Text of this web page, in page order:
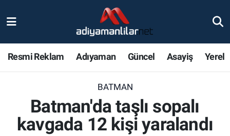
Resmi Reklam Adıyaman Güncel Asayiş Yerel
BATMAN
Batman'da taşlı sopalı
kavgada 12 kişi yaralandı
Nöbetçi Eczaneler
Adiyaman Namaz Vakitleri
Trafik Durumu